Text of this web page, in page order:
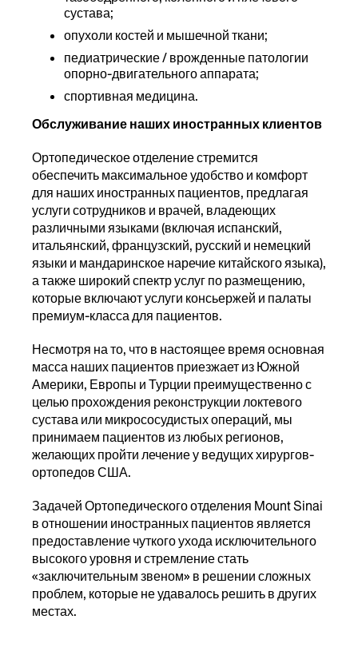
сустава;
опухоли костей и мышечной ткани;
педиатрические / врожденные патологии
опорно-двигательного аппарата;
спортивная медицина.
Обслуживание наших иностранных клиентов
Ортопедическое отделение стремится
обеспечить максимальное удобство и комфорт
для наших иностранных пациентов, предлагая
услуги сотрудников и врачей, владеющих
различными языками (включая испанский,
итальянский, французский, русский и немецкий
языки и мандаринское наречие китайского языка),
а также широкий спектр услуг по размещению,
которые включают услуги консьержей и палаты
премиум-класса для пациентов.
Несмотря на то, что в настоящее время основная
масса наших пациентов приезжает из Южной
Америки, Европы и Турции преимущественно с
целью прохождения реконструкции локтевого
сустава или микрососудистых операций, мы
принимаем пациентов из любых регионов,
желающих пройти лечение у ведущих хирургов-
ортопедов США.
Задачей Ортопедического отделения Mount Sinai
в отношении иностранных пациентов является
предоставление чуткого ухода исключительного
высокого уровня и стремление стать
«заключительным звеном» в решении сложных
проблем, которые не удавалось решить в других
местах.